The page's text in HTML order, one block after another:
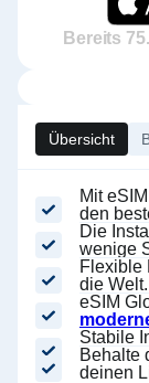
Bereits
Übersicht
Mit
den
Die
wenige
Flexible
die Welt.
eSIM
Stabile
Behalte
deinen